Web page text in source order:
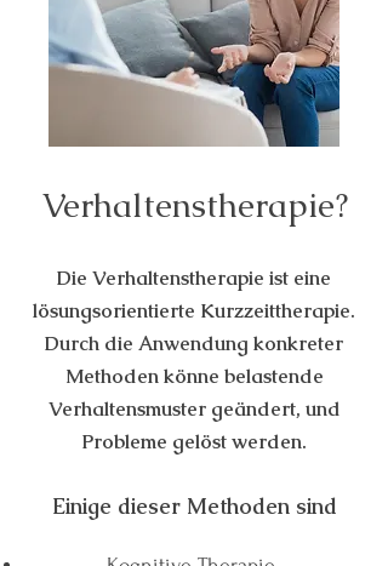
Verhaltenstherapie?
Die Verhaltenstherapie ist eine
lösungsorientierte Kurzzeittherapie.
Durch die Anwendung konkreter
Methoden könne belastende
Verhaltensmuster geändert, und
Probleme gelöst werden.
Einige dieser Methoden sind